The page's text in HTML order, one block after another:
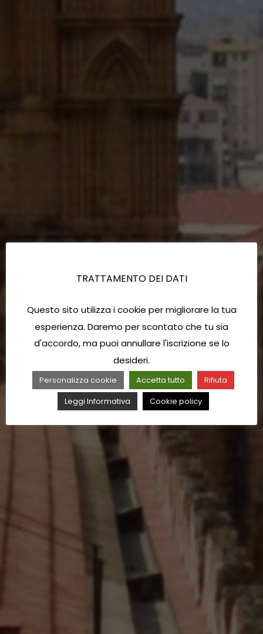
TRATTAMENTO DEI DATI
Questo sito utilizza i cookie per migliorare la tua
esperienza. Daremo per scontato che tu sia
d'accordo, ma puoi annullare l'iscrizione se lo
desideri.
Personalizza cookie Accetta tutto
Rifiuta
Leggi Informativa
Cookie policy